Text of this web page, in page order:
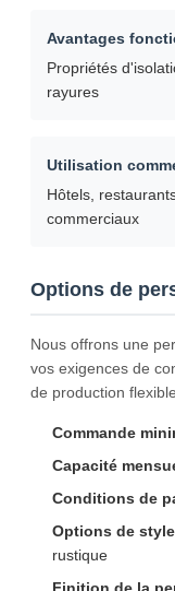
Avantages
Propriétés
rayures
Utilisation
Hôtels,
commerciaux
Options de
Nous offrons une
vos exigences de
de production
Commande
Capacité
Conditions de
Options de
rustique